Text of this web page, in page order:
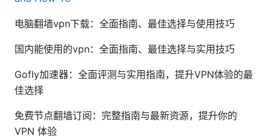
电脑翻墙vpn下载：全面指南、最佳选择与使用技巧
国内能使用的vpn：全面指南、最佳选择与实用技巧
Gofly加速器：全面评测与实用指南，提升VPN体验的最
佳选择
免费节点翻墙订阅：完整指南与最新资源，提升你的
VPN 体验